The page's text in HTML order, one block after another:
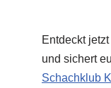
Entdeckt
und sichert
Schachklub